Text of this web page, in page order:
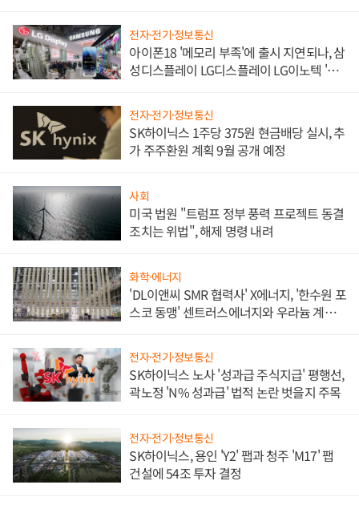
전자·전기·정보통신
아이폰18 '메모리 부족'에 출시 지연되나, 삼
성디스플레이 LG디스플레이 LG이노텍 '탈
전자·전기·정보통신
SK하이닉스 1주당 375원 현금배당 실시, 추
가 주주환원 계획 9월 공개 예정
사회
미국 법원 "트럼프 정부 풍력 프로젝트 동결
조치는 위법", 해제 명령 내려
화학·에너지
'DL이앤씨 SMR 협력사' X에너지, '한수원 포
스코 동맹' 센트러스에너지와 우라늄 계약
전자·전기·정보통신
SK하이닉스 노사 '성과급 주식지급' 평행선,
곽노정 'N% 성과급' 법적 논란 벗을지 주목
전자·전기·정보통신
SK하이닉스, 용인 'Y2' 팹과 청주 'M17' 팹
건설에 54조 투자 결정